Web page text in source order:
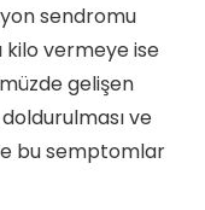
sendromu
kilo vermeye ise
gelişen
ve
bu semptomlar